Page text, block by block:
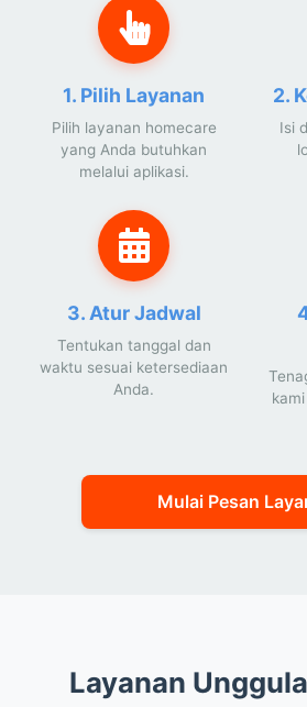
1. Pilih Layanan
Pilih layanan homecare
yang Anda butuhkan
melalui aplikasi.
2.
Isi
3. Atur Jadwal
Tentukan tanggal dan
waktu sesuai ketersediaan
Anda.
Mulai Pesan
Layanan